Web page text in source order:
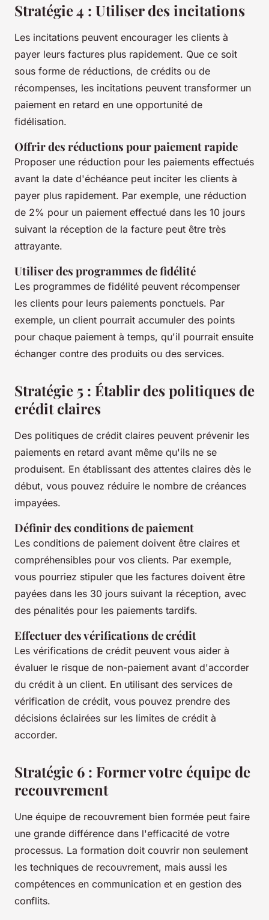
Stratégie 4 : Utiliser des incitations
Les incitations peuvent encourager les clients à
payer leurs factures plus rapidement. Que ce soit
sous forme de réductions, de crédits ou de
récompenses, les incitations peuvent transformer un
paiement en retard en une opportunité de
fidélisation.
Offrir des réductions pour paiement rapide
Proposer une réduction pour les paiements effectués
avant la date d'échéance peut inciter les clients à
payer plus rapidement. Par exemple, une réduction
de 2% pour un paiement effectué dans les 10 jours
suivant la réception de la facture peut être très
attrayante.
Utiliser des programmes de fidélité
Les programmes de fidélité peuvent récompenser
les clients pour leurs paiements ponctuels. Par
exemple, un client pourrait accumuler des points
pour chaque paiement à temps, qu'il pourrait ensuite
échanger contre des produits ou des services.
Stratégie 5 : Établir des politiques de
crédit claires
Des politiques de crédit claires peuvent prévenir les
paiements en retard avant même qu'ils ne se
produisent. En établissant des attentes claires dès le
début, vous pouvez réduire le nombre de créances
impayées.
Définir des conditions de paiement
Les conditions de paiement doivent être claires et
compréhensibles pour vos clients. Par exemple,
vous pourriez stipuler que les factures doivent être
payées dans les 30 jours suivant la réception, avec
des pénalités pour les paiements tardifs.
Effectuer des vérifications de crédit
Les vérifications de crédit peuvent vous aider à
évaluer le risque de non-paiement avant d'accorder
du crédit à un client. En utilisant des services de
vérification de crédit, vous pouvez prendre des
décisions éclairées sur les limites de crédit à
accorder.
Stratégie 6 : Former votre équipe de
recouvrement
Une équipe de recouvrement bien formée peut faire
une grande différence dans l'efficacité de votre
processus. La formation doit couvrir non seulement
les techniques de recouvrement, mais aussi les
compétences en communication et en gestion des
conflits.